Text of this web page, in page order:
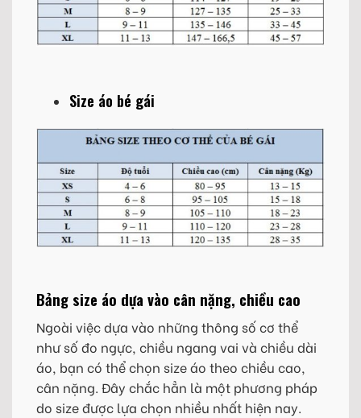
Size áo bé gái
Bảng size áo dựa vào cân nặng, chiều cao
Ngoài việc dựa vào những thông số cơ thể
như số đo ngực, chiều ngang vai và chiều dài
áo, bạn có thể chọn size áo theo chiều cao,
cân nặng. Đây chắc hẳn là một phương pháp
do size được lựa chọn nhiều nhất hiện nay.